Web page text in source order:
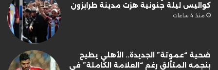
كواليس ليلة جنونية هزت مدينة طرابزون
منذ 4 ساعات
ضحية “عموتة” الجديدة.. الأهلي يطيح
بنجمه المتألق رغم “العلامة الكاملة” في